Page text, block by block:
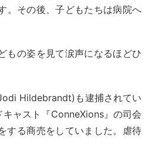
。その後、子どもたちは病院へ
もの姿を見て涙声になるほどひ
Hildebrandt)も逮捕されてい
ャスト『ConneXions』の司会
する商売をしていました。虐待